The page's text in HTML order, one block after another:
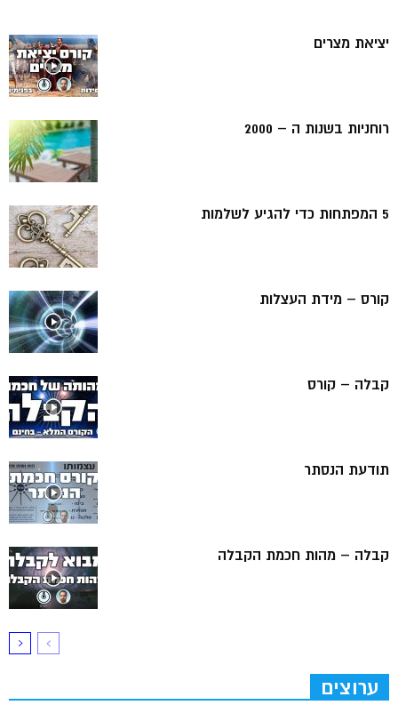
יציאת מצרים
רוחניות בשנות ה – 2000
5 המפתחות כדי להגיע לשלמות
קורס – מידת העצלות
קבלה – קורס
תודעת הנסתר
קבלה – מהות חכמת הקבלה
ערוצים